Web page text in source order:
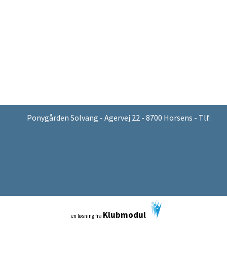
Ponygården Solvang - Agervej 22 - 8700 Horsens - Tlf:
en løsning fra Klubmodul